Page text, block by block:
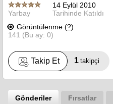
Yarbay
14 Eylül 2010
Tarihinde Katıldı
Görüntülenme (?)
141 (Bu ay: 0)
Takip Et 1 takipçi
Gönderiler Fırsatlar